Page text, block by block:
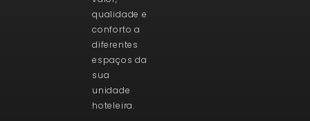
qualidade e
conforto a
diferentes
espaços da
sua
unidade
hoteleira.